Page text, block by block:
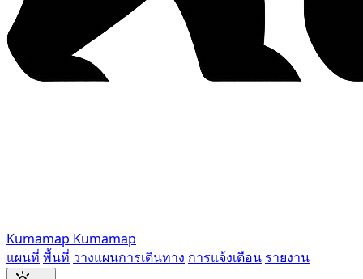
Kumamap Kumamap
แผนที่ พื้นที่ วางแผนการเดินทาง การแจ้งเตือน รายงาน